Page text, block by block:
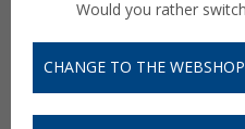
Would you rather
CHANGE TO THE